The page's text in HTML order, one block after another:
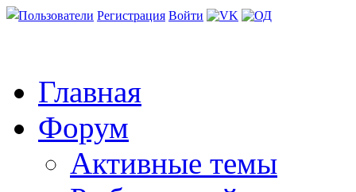
Пользователи Регистрация Войти
Главная
Форум
Активные темы